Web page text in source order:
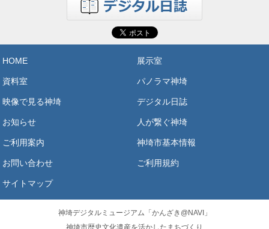
HOME 展示室
資料室 パノラマ神埼
映像で見る神埼 デジタル日誌
お知らせ 人が繋ぐ神埼
ご利用案内 神埼市基本情報
お問い合わせ ご利用規約
サイトマップ
神埼デジタルミュージアム「かんざき@NAVI」
神埼市歴史文化遺産を活かしたまちづくり